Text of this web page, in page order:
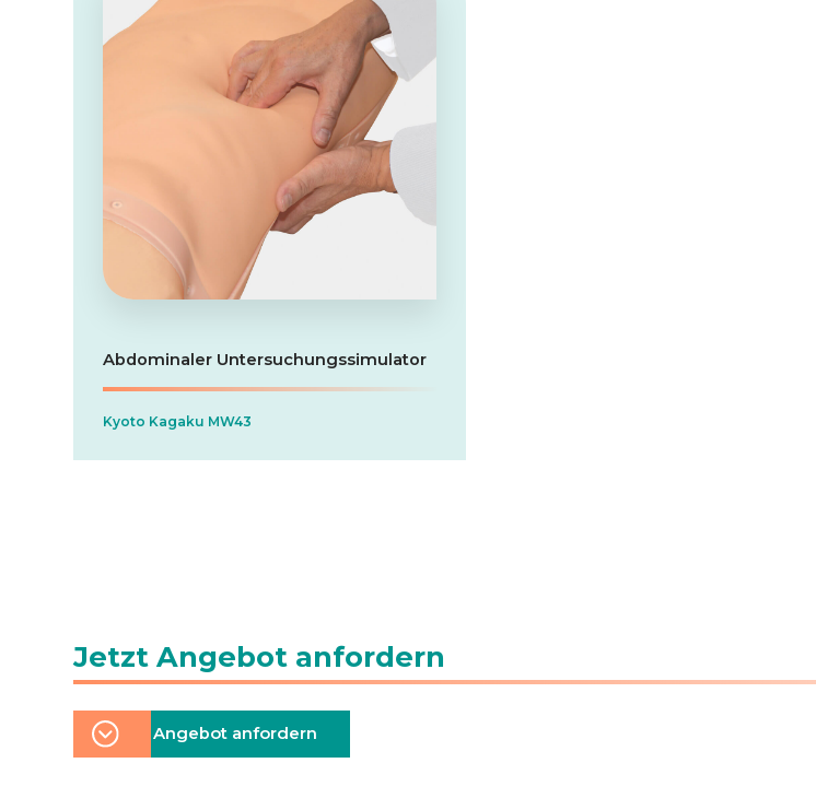
Abdominaler Untersuchungssimulator
Kyoto Kagaku MW43
Jetzt Angebot anfordern
Angebot anfordern